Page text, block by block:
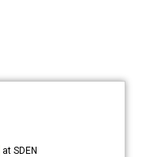
atSDEN